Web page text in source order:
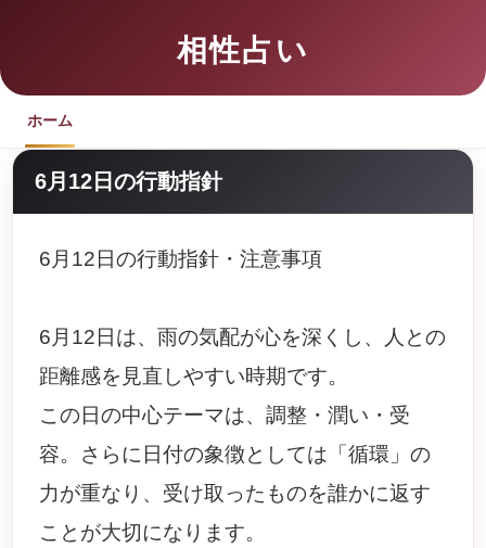
相性占い
ホーム
6月12日の行動指針
6月12日の行動指針・注意事項
6月12日は、雨の気配が心を深くし、人との
距離感を見直しやすい時期です。
この日の中心テーマは、調整・潤い・受
容。さらに日付の象徴としては「循環」の
力が重なり、受け取ったものを誰かに返す
ことが大切になります。